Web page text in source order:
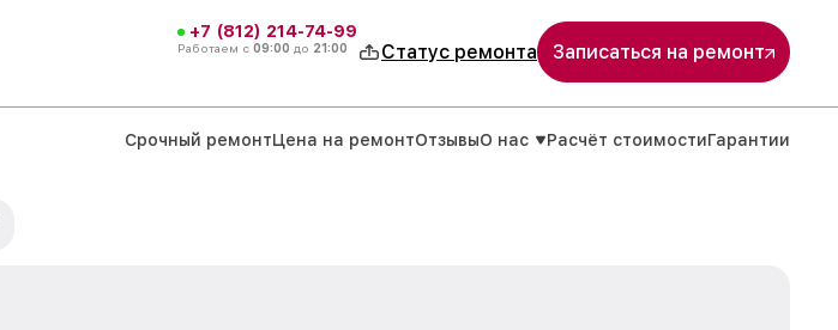
+7 (812) 214-74-99
Работаем с 09:00 до 21:00 Статус ремонта Записаться на ремонт
Срочный ремонтЦена на ремонтОтзывыО нас Расчёт стоимостиГарантии